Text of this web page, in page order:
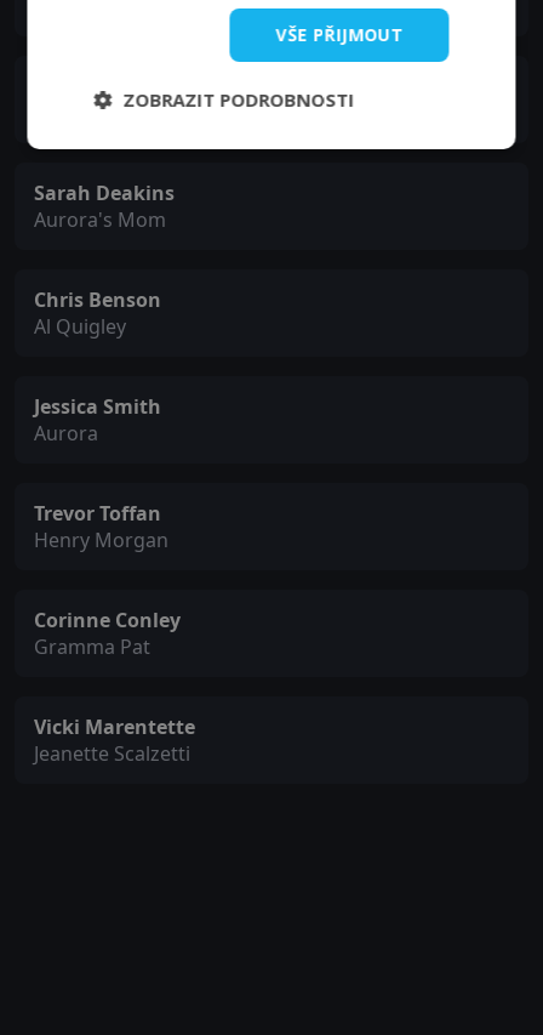
Rothaford Gray
Rashid Buckley
Sarah Deakins
Aurora's Mom
Chris Benson
Al Quigley
Jessica Smith
Aurora
Trevor Toffan
Henry Morgan
Corinne Conley
Gramma Pat
Vicki Marentette
Jeanette Scalzetti
VŠE PŘIJMOUT
ZOBRAZIT PODROBNOSTI